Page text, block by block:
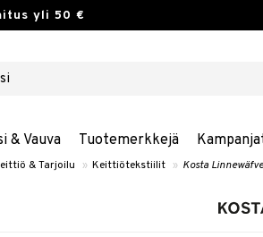
yli 50 €
& Vauva Tuotemerkkejä
& Tarjoilu » Keittiötekstiilit » Kosta